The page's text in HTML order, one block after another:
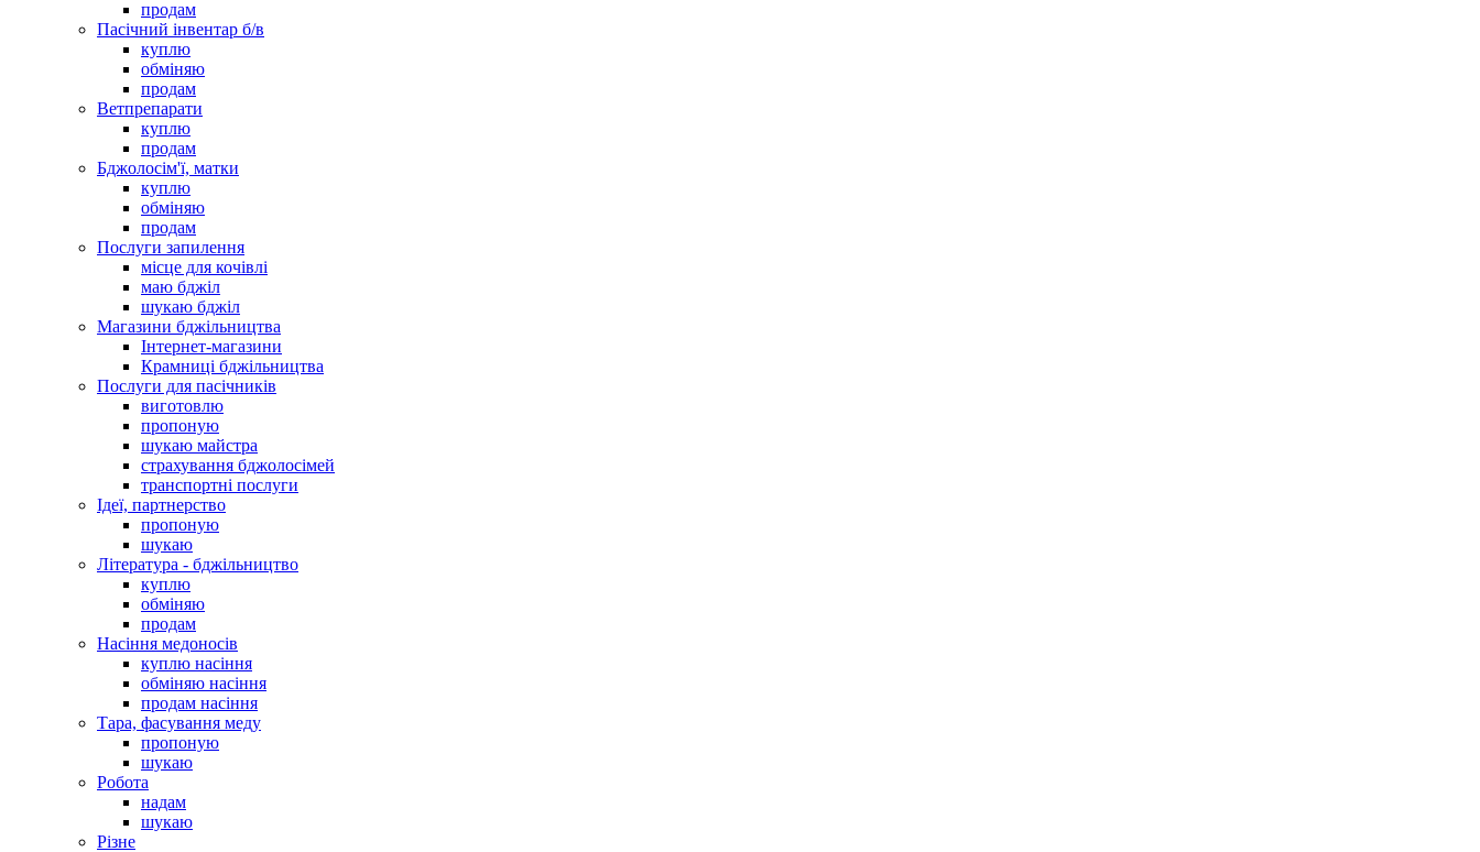
продам
Пасічний інвентар б/в
куплю
обміняю
продам
Ветпрепарати
куплю
продам
Бджолосім'ї, матки
куплю
обміняю
продам
Послуги запилення
місце для кочівлі
маю бджіл
шукаю бджіл
Магазини бджільництва
Інтернет-магазини
Крамниці бджільництва
Послуги для пасічників
виготовлю
пропоную
шукаю майстра
страхування бджолосімей
транспортні послуги
Ідеї, партнерство
пропоную
шукаю
Література - бджільництво
куплю
обміняю
продам
Насіння медоносів
куплю насіння
обміняю насіння
продам насіння
Тара, фасування меду
пропоную
шукаю
Робота
надам
шукаю
Різне